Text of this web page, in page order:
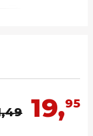
19,95